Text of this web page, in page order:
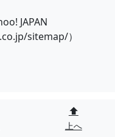
JAPAN
sitemap/）
⬆️
上へ